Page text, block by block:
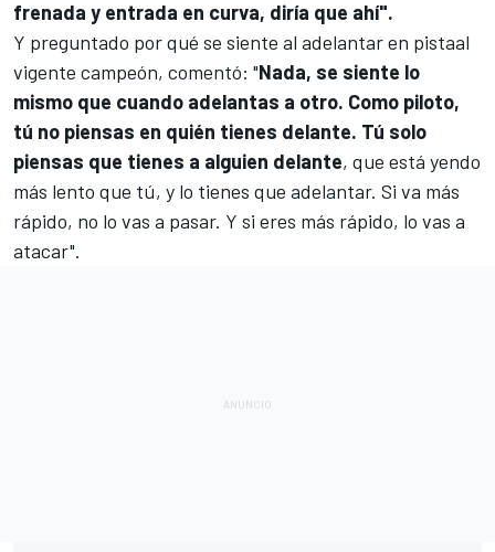
frenada y entrada en curva, diría que ahí".
Y preguntado por qué se siente al adelantar en pistaal
vigente campeón, comentó: "Nada, se siente lo
mismo que cuando adelantas a otro. Como piloto,
tú no piensas en quién tienes delante. Tú solo
piensas que tienes a alguien delante, que está yendo
más lento que tú, y lo tienes que adelantar. Si va más
rápido, no lo vas a pasar. Y si eres más rápido, lo vas a
atacar".